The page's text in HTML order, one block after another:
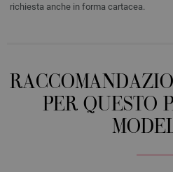
richiesta anche in forma cartacea.
PER QUESTO